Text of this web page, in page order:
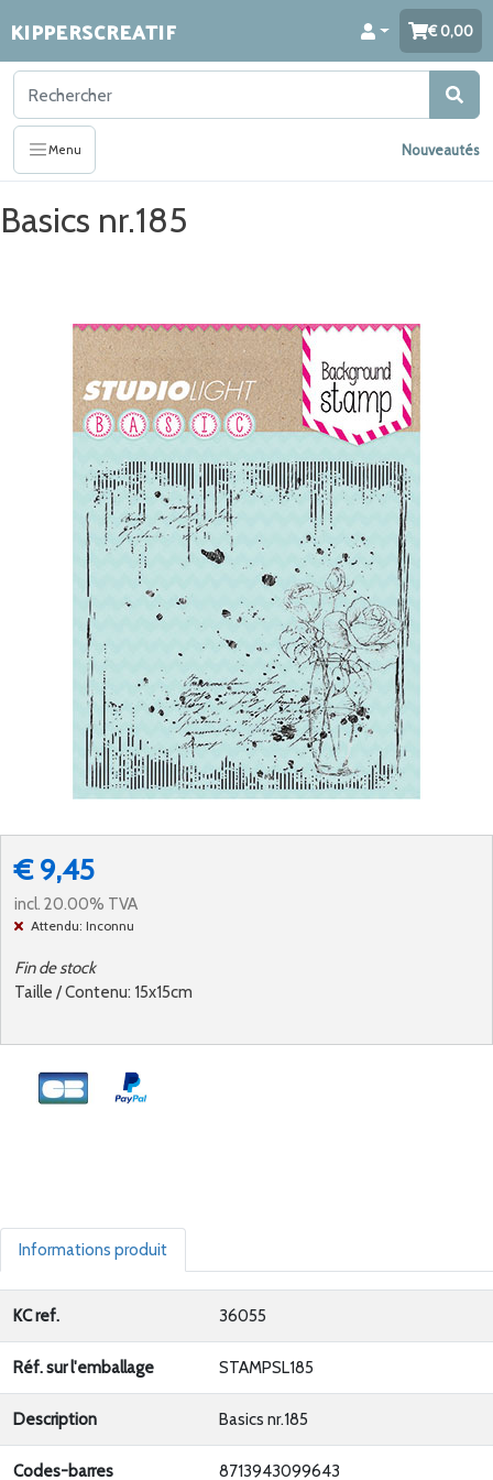
KIPPERSCREATIF 0,00
Menu Nouveautés
Basics nr.185
Taille / Contenu: 15x15cm
Fin de stock
€ 9,45
incl. 20.00% TVA
Attendu: Inconnu
Informations produit
KC ref. 36055
Réf. sur l'emballage STAMPSL185
Description Basics nr.185
Codes-barres 8713943099643